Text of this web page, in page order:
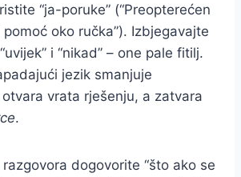
“ja-poruke” (“Preopterećen
oko ručka”). Izbjegavajte
i “nikad” – one pale fitilj.
jezik smanjuje
vrata rješenju, a zatvara
.
dogovorite “što ako se